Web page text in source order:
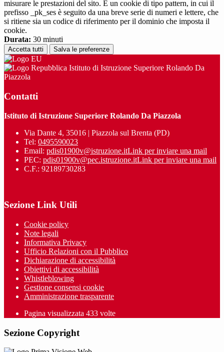
misurare le prestazioni del sito. È un cookie di tipo pattern, in cui il
prefisso _pk_ses è seguito da una breve serie di numeri e lettere, che
si ritiene sia un codice di riferimento per il dominio che imposta il
cookie.
Durata: 30 minuti
Accetta tutti Salva le preferenze
Istituto di Istruzione Superiore Rolando Da
Piazzola
Contatti
Istituto di Istruzione Superiore Rolando Da Piazzola
Via Dante 4, 35016 | Piazzola sul Brenta (PD)
Tel: 0495590023
Email: pdis01900v@istruzione.itLink per inviare una mail
PEC: pdis01900v@pec.istruzione.itLink per inviare una mail
C.F.: 92189730283
Sezione Link Utili
Cookie policy
Note legali
Informativa Privacy
Ufficio Relazioni con il Pubblico
Dichiarazione di accessibilità
Obiettivi di accessibilità
Whistleblowing
Gestione consensi cookie
Amministrazione trasparente
Pagina visualizzata 433 volte
Sezione Copyright